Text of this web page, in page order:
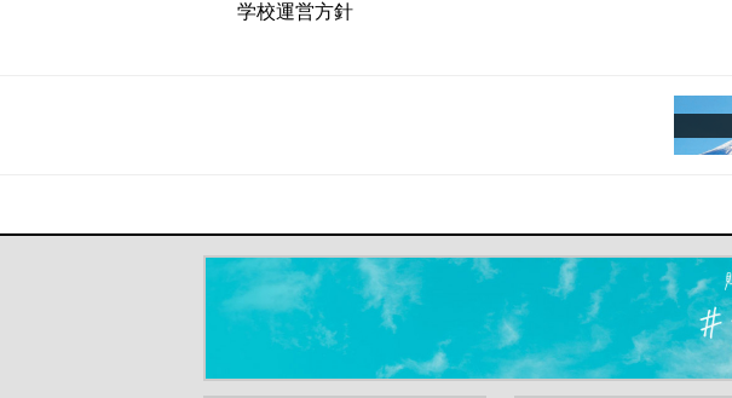
学校運営方針
＃だから都立高（別ウインドウが開きます）